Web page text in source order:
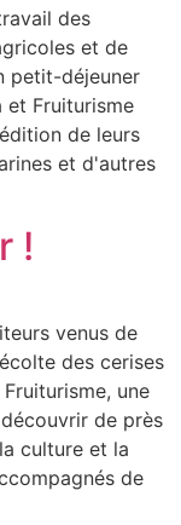
des
et de
petit-déjeuner
et Fruiturisme
de leurs
et d'autres
!
venus de
des cerises
une
de près
culture et la
de